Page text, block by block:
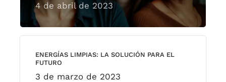
4 de abril de 2023
ENERGÍAS LIMPIAS: LA SOLUCIÓN PARA EL
FUTURO
3 de marzo de 2023